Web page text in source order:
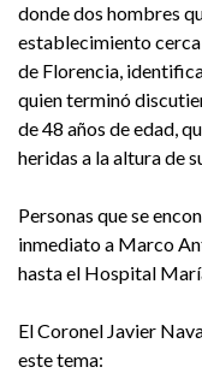
donde dos hombres
establecimiento
de Florencia,
quien terminó
de 48 años de edad,
heridas a la altura de
Personas que se
inmediato a Marco
hasta el Hospital
El Coronel Javier
este tema: